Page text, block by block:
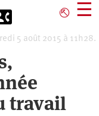
⎋ ☰
5 août 2015 à 11h28.
travail